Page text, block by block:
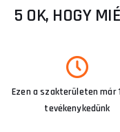
5 OK, HOGY
Ezen a szakterületen már
tevékenykedünk